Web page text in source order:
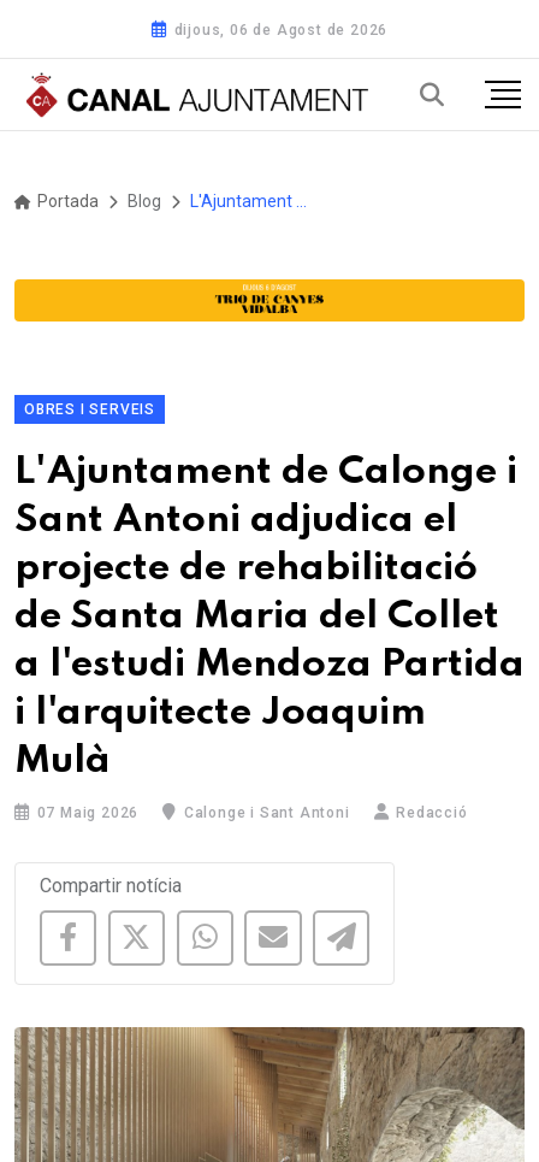
dijous, 06 de Agost de 2026
Portada Blog
OBRES I SERVEIS
L'Ajuntament de Calonge i
Sant Antoni adjudica el
projecte de rehabilitació
de Santa Maria del Collet
a l'estudi Mendoza Partida
i l'arquitecte Joaquim
Mulà
07 Maig 2026 Calonge i Sant Antoni Redacció
Compartir notícia